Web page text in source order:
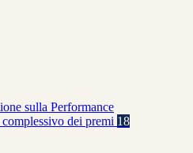
sulla Performance
dei premi 18